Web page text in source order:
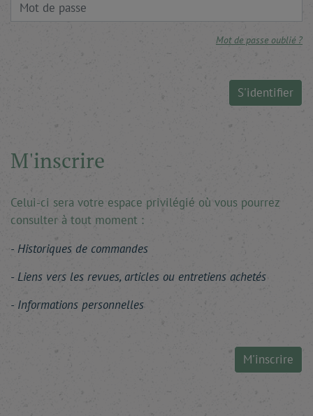
Mot de passe oublié ?
S'identifier
M'inscrire
Celui-ci sera votre espace privilégié où vous pourrez
consulter à tout moment :
Historiques de commandes
Liens vers les revues, articles ou entretiens achetés
Informations personnelles
M'inscrire